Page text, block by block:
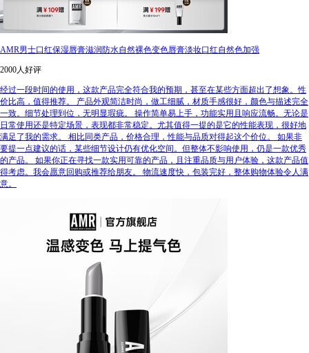
AMR男士口红保湿唇膏滋润防水自然裸色变色唇膏淡妆口红自然色加强
2000人好评
经过一段时间的使用，这款产品完全符合我的预期，甚至在某些方面超出了想象。性
价比高，值得推荐。 产品外观简洁时尚，做工细腻，材质手感很好，颜色与描述完全
一致。细节处理到位，无明显瑕疵。 操作简单易上手，功能实用且响应流畅。无论是
日常使用还是特定场景，表现都非常稳定。尤其值得一提的是它的性能表现，很好地
满足了我的需求。 相比同类产品，价格合理，性能与品质对得起这个价位。 如果非
要提一点建议的话，某些细节设计仍有优化空间。但整体不影响使用，仍是一款优秀
的产品。 如果你正在寻找一款实用可靠的产品，且注重品质与用户体验，这款产品值
得考虑。我会愿意回购或推荐给朋友。 物流速度快，包装完好，整体购物体验令人满
意。